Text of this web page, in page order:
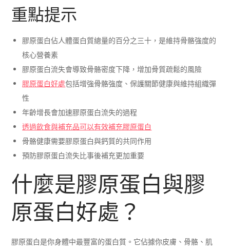
重點提示
膠原蛋白佔人體蛋白質總量的百分之三十，是維持骨骼強度的
核心營養素
膠原蛋白流失會導致骨骼密度下降，增加骨質疏鬆的風險
膠原蛋白好處包括增強骨骼強度、保護關節健康與維持組織彈
性
年齡增長會加速膠原蛋白流失的過程
透過飲食與補充品可以有效補充膠原蛋白
骨骼健康需要膠原蛋白與鈣質的共同作用
預防膠原蛋白流失比事後補充更加重要
什麼是膠原蛋白與膠
原蛋白好處？
膠原蛋白是你身體中最豐富的蛋白質。它佔據你皮膚、骨骼、肌